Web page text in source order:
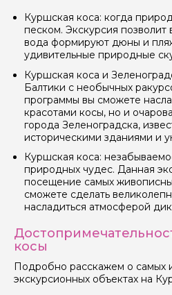
Куршская коса: когда
песком. Экскурсия позволит
вода формируют дюны и
удивительные природные
Куршская коса и
Балтики с необычных
программы вы сможете
красотами косы, но и
города Зеленоградска,
историческими зданиями и
Куршская коса:
природных чудес. Данная
посещение самых
сможете сделать
насладиться атмосферой
косы
Подробно расскажем о самых
экскурсионных объектах на
Задайте свой вопрос
Как вас зовут
Ваша электронная почта
Вопросы и комментарии